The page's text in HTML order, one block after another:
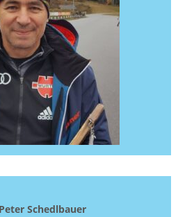
Schedlbauer